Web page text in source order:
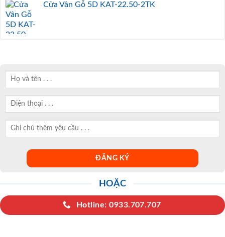
Cửa Vân Gỗ 5D KAT-22.50-2TK
HOẶC
Hotline: 0933.707.707